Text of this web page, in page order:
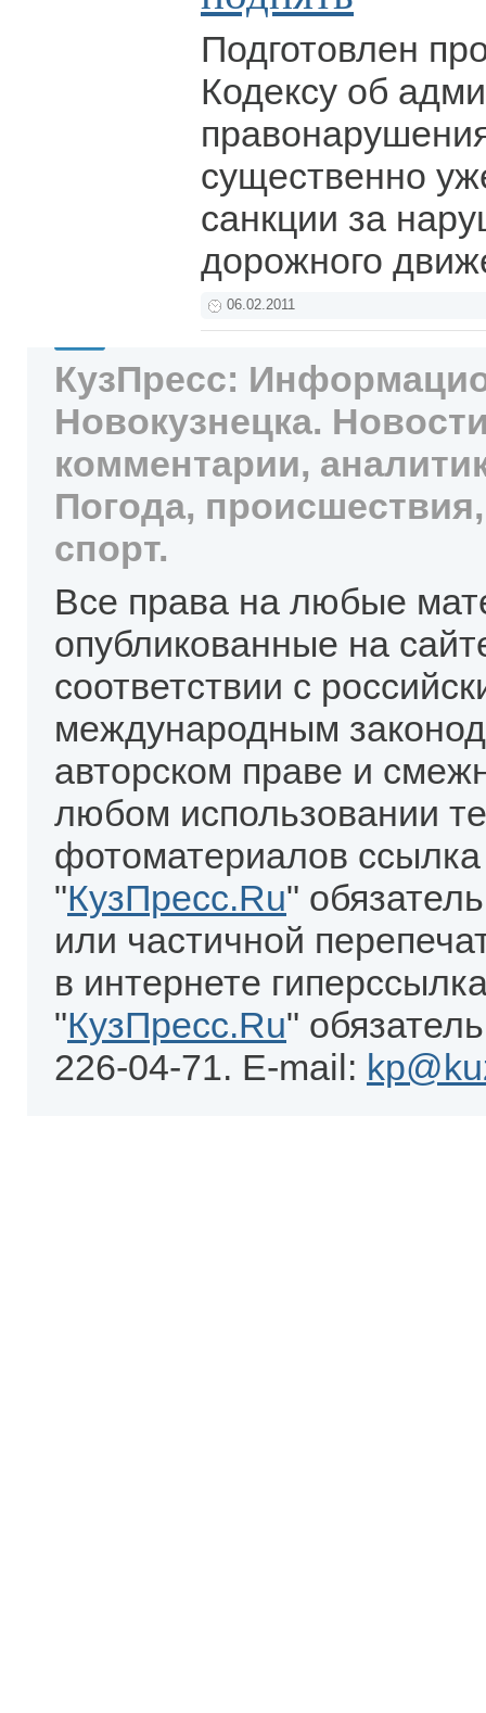
Подготовлен
Кодексу об
существенно
санкции за
дорожного
06.02.2011
КузПресс:
Новокузнецка.
комментарии,
Погода,
спорт.
Все права на любые
опубликованные на
соответствии с
международным
авторском праве и
любом использовании
фотоматериалов
"КузПресс.Ru"
или частичной
в интернете
"КузПресс.Ru"
226-04-71. E-mail: